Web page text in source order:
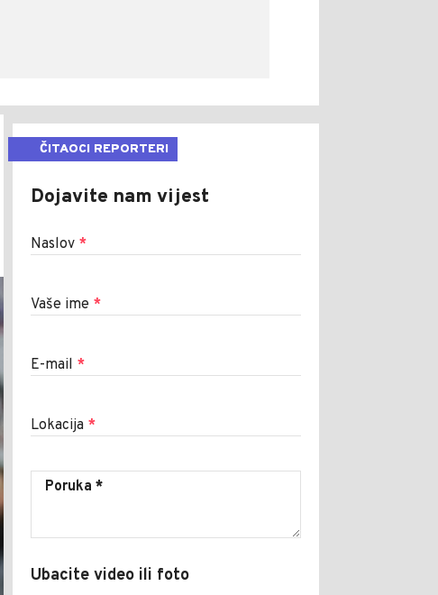
ČITAOCI REPORTERI
Dojavite nam vijest
Naslov *
Vaše ime *
E-mail *
Lokacija *
Ubacite video ili foto